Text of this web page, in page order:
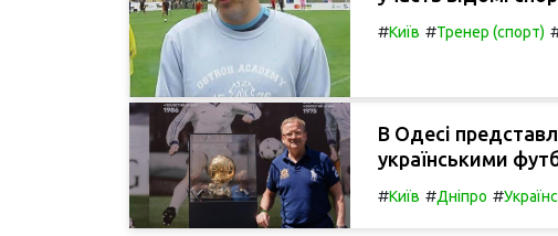
#Київ #Тренер (спорт)
В Одесі
українськими
#Київ #Дніпро #